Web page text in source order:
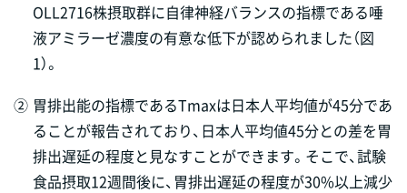
OLL2716株摂取群に自律神経バランスの指標である唾
液アミラーゼ濃度の有意な低下が認められました（図
1）。
② 胃排出能の指標であるTmaxは日本人平均値が45分であ
ることが報告されており、日本人平均値45分との差を胃
排出遅延の程度と見なすことができます。そこで、試験
食品摂取12週間後に、胃排出遅延の程度が30%以上減少